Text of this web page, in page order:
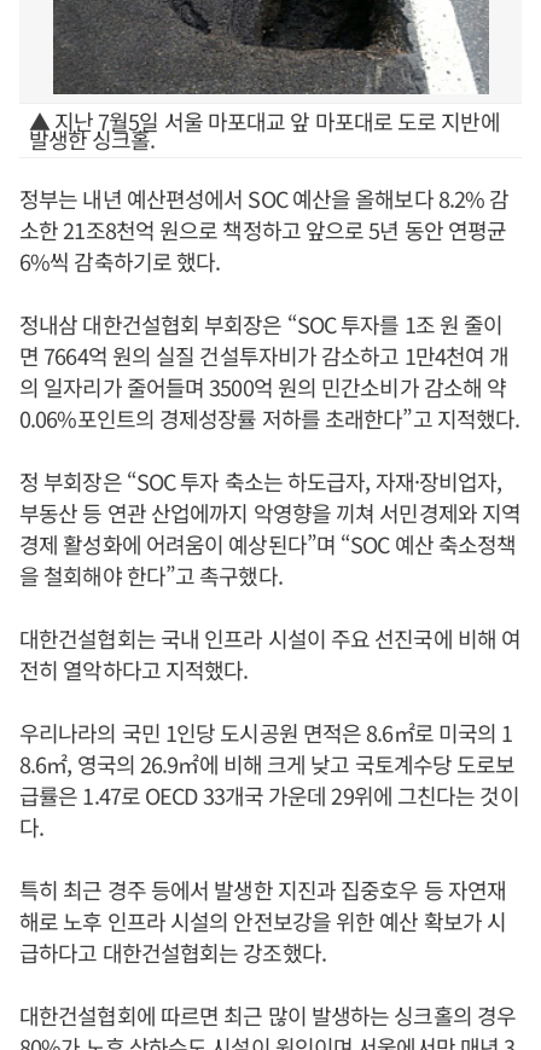
▲ 지난 7월5일 서울 마포대교 앞 마포대로 도로 지반에
발생한 싱크홀.
정부는 내년 예산편성에서 SOC 예산을 올해보다 8.2% 감
소한 21조8천억 원으로 책정하고 앞으로 5년 동안 연평균
6%씩 감축하기로 했다.
정내삼 대한건설협회 부회장은 “SOC 투자를 1조 원 줄이
면 7664억 원의 실질 건설투자비가 감소하고 1만4천여 개
의 일자리가 줄어들며 3500억 원의 민간소비가 감소해 약
0.06%포인트의 경제성장률 저하를 초래한다”고 지적했다.
정 부회장은 “SOC 투자 축소는 하도급자, 자재·장비업자,
부동산 등 연관 산업에까지 악영향을 끼쳐 서민경제와 지역
경제 활성화에 어려움이 예상된다”며 “SOC 예산 축소정책
을 철회해야 한다”고 촉구했다.
대한건설협회는 국내 인프라 시설이 주요 선진국에 비해 여
전히 열악하다고 지적했다.
우리나라의 국민 1인당 도시공원 면적은 8.6㎡로 미국의 1
8.6㎡, 영국의 26.9㎡에 비해 크게 낮고 국토계수당 도로보
급률은 1.47로 OECD 33개국 가운데 29위에 그친다는 것이
다.
특히 최근 경주 등에서 발생한 지진과 집중호우 등 자연재
해로 노후 인프라 시설의 안전보강을 위한 예산 확보가 시
급하다고 대한건설협회는 강조했다.
대한건설협회에 따르면 최근 많이 발생하는 싱크홀의 경우